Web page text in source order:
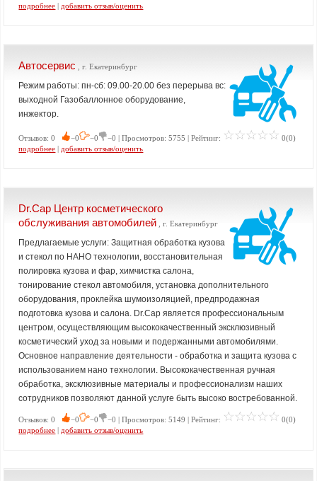
подробнее | добавить отзыв/оценить
Автосервис , г. Екатеринбург
Режим работы: пн-сб: 09.00-20.00 без перерыва вс:
выходной Газобаллонное оборудование,
инжектор.
Отзывов: 0 −0 −0 −0 | Просмотров: 5755 | Рейтинг:
0(0)
подробнее | добавить отзыв/оценить
Dr.Cap Центр косметического
обслуживания автомобилей , г. Екатеринбург
Предлагаемые услуги: Защитная обработка кузова
и стекол по НАНО технологии, восстановительная
полировка кузова и фар, химчистка салона,
тонирование стекол автомобиля, установка дополнительного
оборудования, проклейка шумоизоляцией, предпродажная
подготовка кузова и салона. Dr.Cap является профессиональным
центром, осуществляющим высококачественный эксклюзивный
косметический уход за новыми и подержанными автомобилями.
Основное направление деятельности - обработка и защита кузова с
использованием нано технологии. Высококачественная ручная
обработка, эксклюзивные материалы и профессионализм наших
сотрудников позволяют данной услуге быть высоко востребованной.
Отзывов: 0 −0 −0 −0 | Просмотров: 5149 | Рейтинг:
0(0)
подробнее | добавить отзыв/оценить